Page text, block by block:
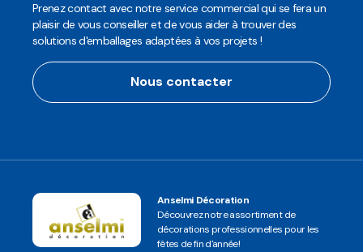
Prenez contact avec notre service commercial qui se fera un
plaisir de vous conseiller et de vous aider à trouver des
solutions d'emballages adaptées à vos projets !
Nous contacter
Anselmi Décoration
Découvrez notre assortiment de
décorations professionnelles pour les
fêtes de fin d'année!